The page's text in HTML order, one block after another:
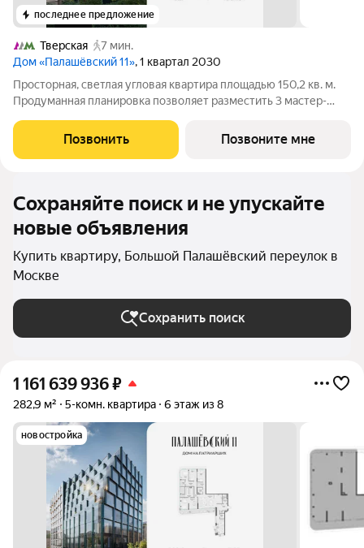
последнее предложение
Тверская
7 мин.
Дом «Палашёвский 11», 1 квартал 2030
Просторная, светлая угловая квартира площадью 150,2 кв. м.
Продуманная планировка позволяет разместить 3 мастер-
Многочисленные панорамные окна и балконы наполняют
пространство светом и воздухом,
Позвонить Позвоните мне
Сохраняйте поиск и не упускайте
новые объявления
Купить квартиру, Большой Палашёвский переулок в
Москве
Сохранить поиск
1 161 639 936₽
282,9 м² 5-комн. квартира 6 этаж из 8
новостройка